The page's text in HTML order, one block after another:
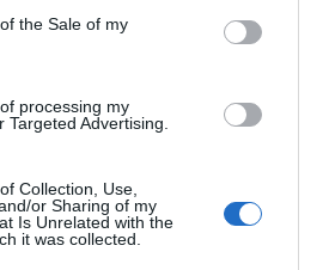
the Sale of my
processing my
Targeted Advertising.
Collection, Use,
or Sharing of my
Is Unrelated with the
it was collected.